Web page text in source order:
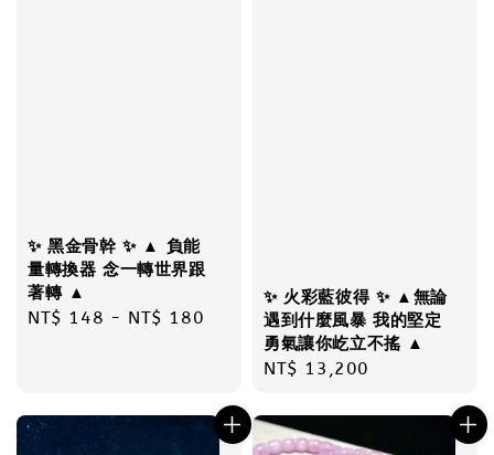
✨ 黑金骨幹 ✨ ▲ 負能
量轉換器 念一轉世界跟
著轉 ▲
Regular
NT$ 148 - NT$ 180
✨ 火彩藍彼得 ✨ ▲無論
遇到什麼風暴 我的堅定
勇氣讓你屹立不搖 ▲
Regular
NT$ 13,200